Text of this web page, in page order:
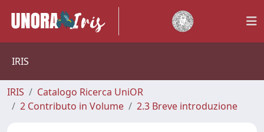
IRIS
IRIS
Catalogo Ricerca UniOR
2 Contributo in Volume
2.3 Breve introduzione